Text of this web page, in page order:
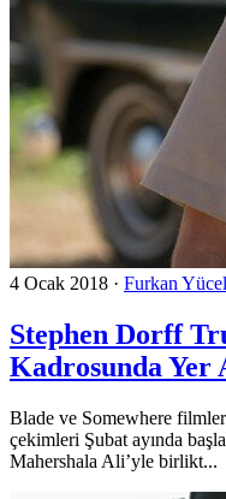
4 Ocak 2018 · Furkan Yücel
Stephen Dorff
Kadrosunda Yer
Blade ve Somewhere
çekimleri Şubat ayında
Mahershala Ali’yle birlikt...